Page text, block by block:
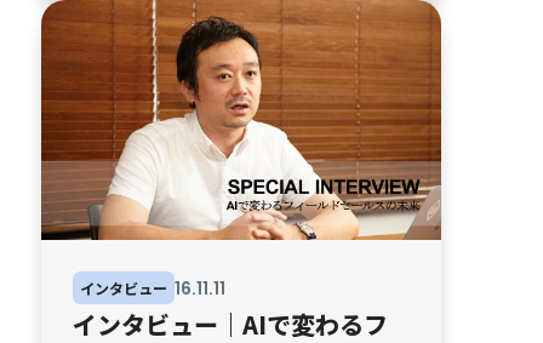
インタビュー 16.11.11
インタビュー｜AIで変わるフ